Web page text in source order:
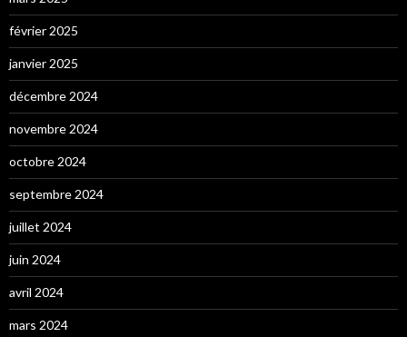
février 2025
janvier 2025
décembre 2024
novembre 2024
octobre 2024
septembre 2024
juillet 2024
juin 2024
avril 2024
mars 2024